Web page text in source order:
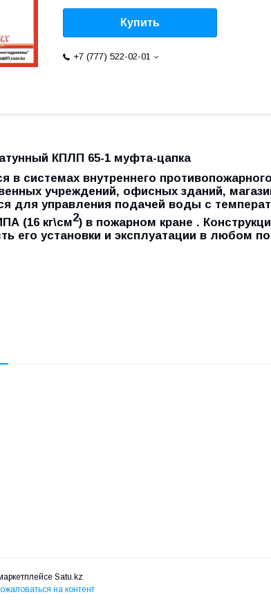
Купить
+7 (777) 522-02-01
КПЛП 65-1 муфта-цапка
в системах внутреннего
учреждений, офисных зданий,
для управления подачей воды с
(16 кг\см2) в пожарном кране .
его установки и эксплуатации в любом
Satu.kz
на контент